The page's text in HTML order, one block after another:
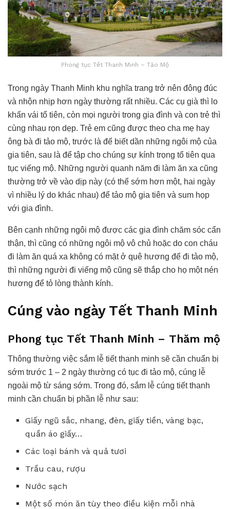
Phong tục Tết Thanh Minh – Tảo Mộ
Trong ngày Thanh Minh khu nghĩa trang trở nên đông đúc
và nhộn nhịp hơn ngày thường rất nhiều. Các cụ già thì lo
khấn vái tổ tiên, còn mọi người trong gia đình và con trẻ thì
cùng nhau rọn dẹp. Trẻ em cũng được theo cha mẹ hay
ông bà đi tảo mộ, trước là để biết dần những ngôi mộ của
gia tiên, sau là để tập cho chúng sự kính trọng tổ tiên qua
tục viếng mộ. Những người quanh năm đi làm ăn xa cũng
thường trở về vào dịp này (có thể sớm hơn một, hai ngày
vì nhiều lý do khác nhau) để tảo mộ gia tiên và sum họp
với gia đình.
Bên cạnh những ngôi mộ được các gia đình chăm sóc cẩn
thận, thì cũng có những ngôi mộ vô chủ hoặc do con cháu
đi làm ăn quá xa không có mặt ở quê hương để đi tảo mộ,
thì những người đi viếng mộ cũng sẽ thắp cho họ một nén
hương để tỏ lòng thành kính.
Cúng vào ngày Tết Thanh Minh
Phong tục Tết Thanh Minh – Thăm mộ
Thông thường việc sắm lễ tiết thanh minh sẽ cần chuẩn bị
sớm trước 1 – 2 ngày thường có tục đi tảo mộ, cúng lễ
ngoài mộ từ sáng sớm. Trong đó, sắm lễ cúng tiết thanh
minh cần chuẩn bị phần lễ như sau:
Giấy ngũ sắc, nhang, đèn, giấy tiền, vàng bạc,
quần áo giấy…
Các loại bánh và quả tươi
Trầu cau, rượu
Nước sạch
Một số món ăn tùy theo điều kiện mỗi nhà